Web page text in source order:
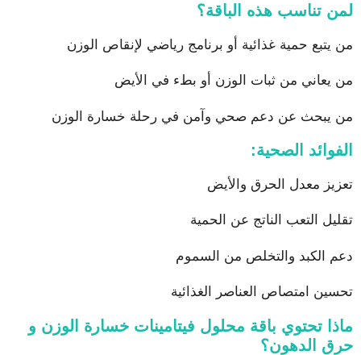
لمن تناسب هذه الباقة؟
من يتبع حمية غذائية أو برنامج رياضي لإنقاص الوزن
من يعاني من ثبات الوزن أو بطء في الأيض
من يبحث عن دعم صحي وآمن في رحلة خسارة الوزن
الفوائد الصحية:
تعزيز معدل الحرق والأيض
تقليل التعب الناتج عن الحمية
دعم الكبد والتخلص من السموم
تحسين امتصاص العناصر الغذائية
ماذا تحتوي باقة محلول فيتامينات خسارة الوزن و
حرق الدهون؟